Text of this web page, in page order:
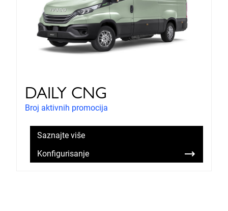
DAILY CNG
Broj aktivnih promocija
Saznajte više
Konfigurisanje